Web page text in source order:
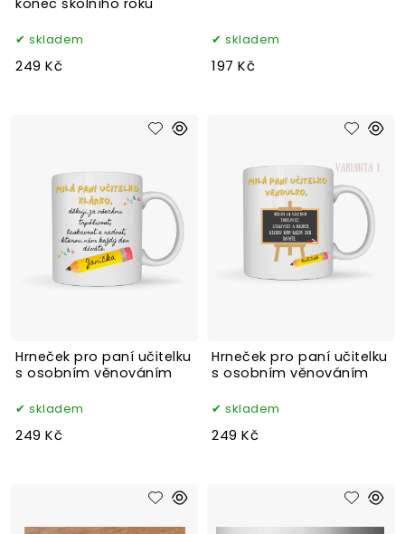
konec školního roku
skladem
249 Kč
skladem
197 Kč
Hrneček pro paní učitelku
s osobním věnováním
skladem
249 Kč
Hrneček pro paní učitelku
s osobním věnováním
skladem
249 Kč